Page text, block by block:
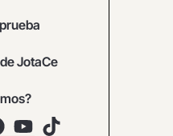
JotaCe